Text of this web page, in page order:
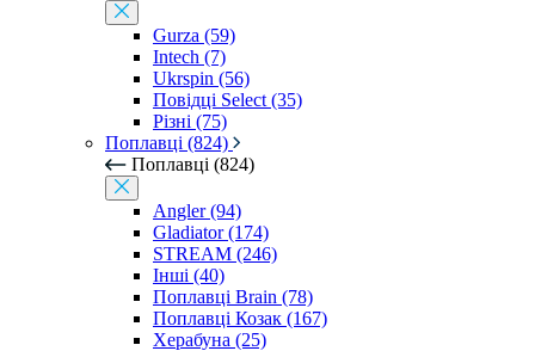
Gurza (59)
Intech (7)
Ukrspin (56)
Повідці Select (35)
Різні (75)
Поплавці (824)
Поплавці (824)
Angler (94)
Gladiator (174)
STREAM (246)
Інші (40)
Поплавці Brain (78)
Поплавці Козак (167)
Херабуна (25)